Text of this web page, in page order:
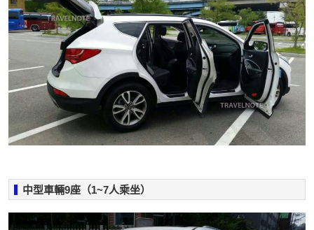
中型車輛9座（1~7人乘坐）